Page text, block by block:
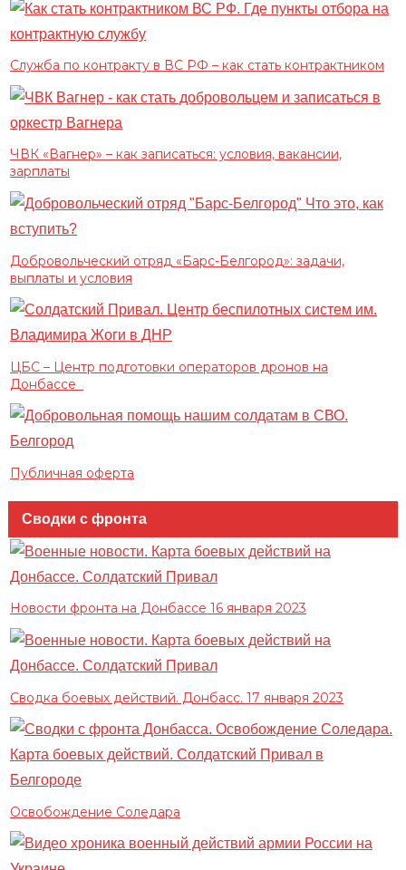
Служба по контракту в ВС РФ – как стать контрактником
ЧВК «Вагнер» – как записаться: условия, вакансии,
зарплаты
Добровольческий отряд «Барс-Белгород»: задачи,
выплаты и условия
ЦБС – Центр подготовки операторов дронов на
Донбассе
Публичная оферта
Сводки с фронта
Новости фронта на Донбассе 16 января 2023
Сводка боевых действий. Донбасс. 17 января 2023
Освобождение Соледара